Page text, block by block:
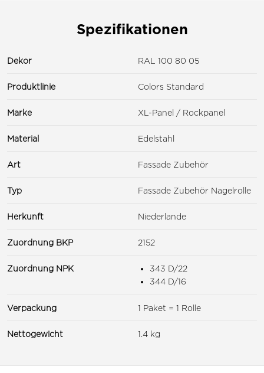
Spezifikationen
Dekor RAL 100 80 05
Produktlinie Colors Standard
Marke XL-Panel / Rockpanel
Material Edelstahl
Art Fassade Zubehör
Typ Fassade Zubehör Nagelrolle
Herkunft Niederlande
Zuordnung BKP 2152
Zuordnung NPK
343 D/22
344 D/16
Verpackung 1 Paket = 1 Rolle
Nettogewicht 1.4 kg